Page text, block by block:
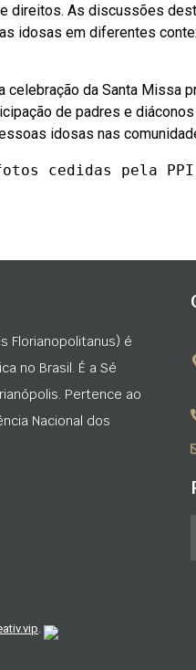
direitos. As discussões
idosas em diferentes
celebração da Santa Missa
de padres e diáconos
idosas nas
cedidas pela
Florianopolitanus) é
no Brasil. É a Sé
Pertence ao
Nacional dos